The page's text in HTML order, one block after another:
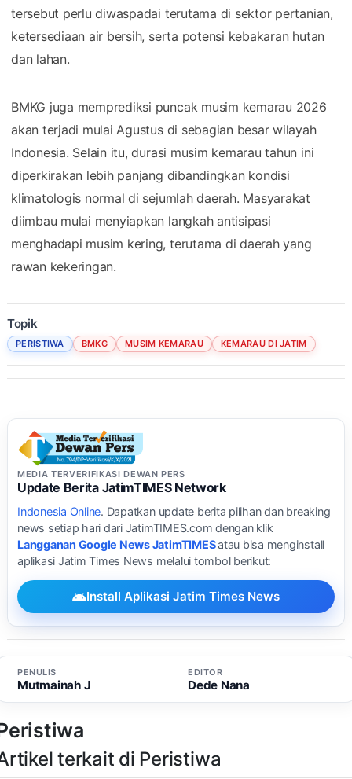
tersebut perlu diwaspadai terutama di sektor pertanian,
ketersediaan air bersih, serta potensi kebakaran hutan
dan lahan.
BMKG juga memprediksi puncak musim kemarau 2026
akan terjadi mulai Agustus di sebagian besar wilayah
Indonesia. Selain itu, durasi musim kemarau tahun ini
diperkirakan lebih panjang dibandingkan kondisi
klimatologis normal di sejumlah daerah. Masyarakat
diimbau mulai menyiapkan langkah antisipasi
menghadapi musim kering, terutama di daerah yang
rawan kekeringan.
Topik
PERISTIWA BMKG MUSIM KEMARAU KEMARAU DI JATIM
MEDIA TERVERIFIKASI DEWAN PERS
Update Berita JatimTIMES Network
Indonesia Online. Dapatkan update berita pilihan dan breaking
news setiap hari dari JatimTIMES.com dengan klik
Langganan Google News JatimTIMESatau bisa menginstall
aplikasi Jatim Times News melalui tombol berikut:
Install Aplikasi Jatim Times News
PENULIS
Mutmainah J
EDITOR
Dede Nana
terkait di Peristiwa